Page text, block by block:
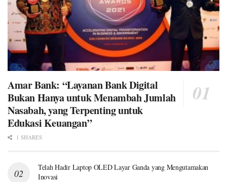
Amar Bank: “Layanan Bank Digital
Bukan Hanya untuk Menambah Jumlah
Nasabah, yang Terpenting untuk
Edukasi Keuangan”
1 SHARES
Telah Hadir Laptop OLED Layar Ganda yang Mengutamakan
Inovasi